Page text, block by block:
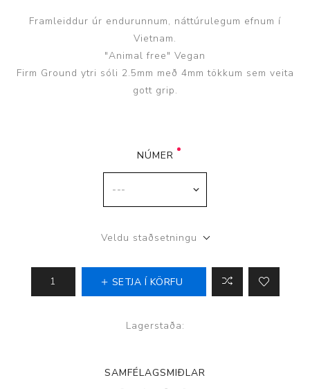
Framleiddur úr endurunnum, náttúrulegum efnum í
Vietnam.
"Animal free" Vegan
Firm Ground ytri sóli 2.5mm með 4mm tökkum sem veita
gott grip.
NÚMER
Veldu staðsetningu
SETJA Í KÖRFU
Lagerstaða:
SAMFÉLAGSMIÐLAR